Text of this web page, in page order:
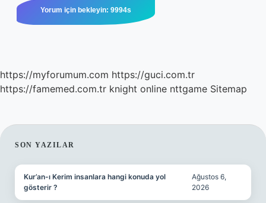
https://myforumum.com https://guci.com.tr
https://famemed.com.tr knight online nttgame Sitemap
SIDEBAR
SON YAZILAR
Kur’an-ı Kerim insanlara hangi konuda yol
gösterir ?
Ağustos 6,
2026